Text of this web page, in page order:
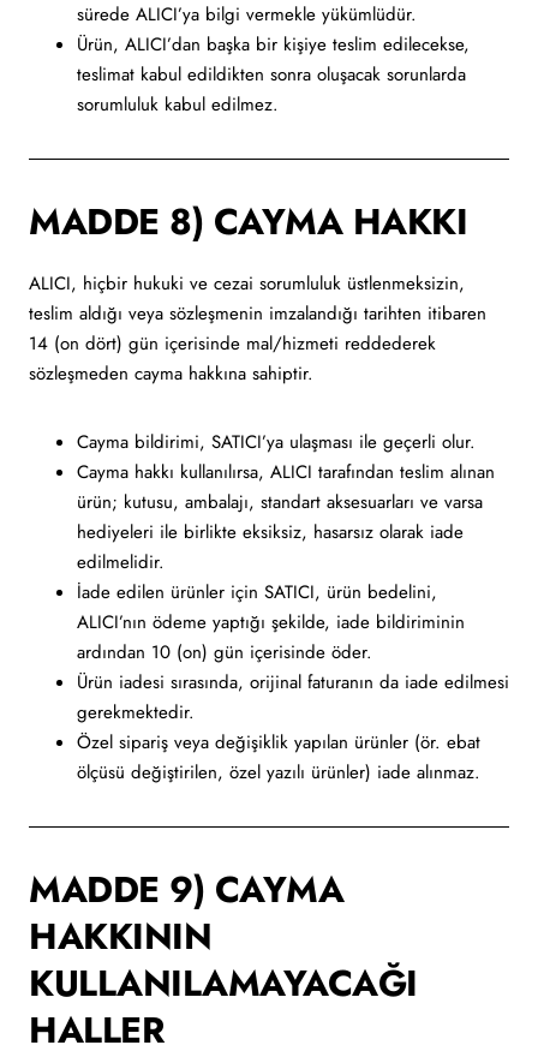
sürede ALICI’ya bilgi vermekle yükümlüdür.
Ürün, ALICI’dan başka bir kişiye teslim edilecekse,
teslimat kabul edildikten sonra oluşacak sorunlarda
sorumluluk kabul edilmez.
MADDE 8) CAYMA HAKKI
ALICI, hiçbir hukuki ve cezai sorumluluk üstlenmeksizin,
teslim aldığı veya sözleşmenin imzalandığı tarihten itibaren
14 (on dört) gün içerisinde mal/hizmeti reddederek
sözleşmeden cayma hakkına sahiptir.
Cayma bildirimi, SATICI’ya ulaşması ile geçerli olur.
Cayma hakkı kullanılırsa, ALICI tarafından teslim alınan
ürün; kutusu, ambalajı, standart aksesuarları ve varsa
hediyeleri ile birlikte eksiksiz, hasarsız olarak iade
edilmelidir.
İade edilen ürünler için SATICI, ürün bedelini,
ALICI’nın ödeme yaptığı şekilde, iade bildiriminin
ardından 10 (on) gün içerisinde öder.
Ürün iadesi sırasında, orijinal faturanın da iade edilmesi
gerekmektedir.
Özel sipariş veya değişiklik yapılan ürünler (ör. ebat
ölçüsü değiştirilen, özel yazılı ürünler) iade alınmaz.
MADDE 9) CAYMA
HAKKININ
KULLANILAMAYACAĞI
HALLER